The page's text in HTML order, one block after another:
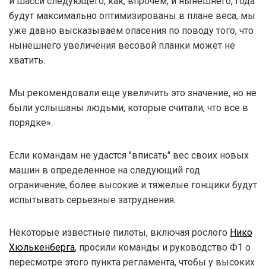
будут максимально оптимизированы в плане веса, мы
уже давно высказываем опасения по поводу того, что
нынешнего увеличения весовой планки может не
хватить.
Мы рекомендовали еще увеличить это значение, но не
были услышаны людьми, которые считали, что все в
порядке».
Если командам не удастся "вписать" вес своих новых
машин в определенное на следующий год
ограничение, более высокие и тяжелые гонщики будут
испытывать серьезные затруднения.
Некоторые известные пилоты, включая рослого Нико
Хюлькенберга, просили команды и руководство Ф1 о
пересмотре этого пункта регламента, чтобы у высоких